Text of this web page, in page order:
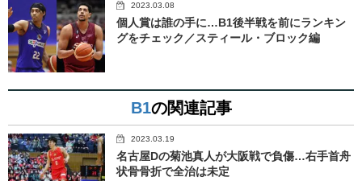
2023.03.08
個人賞は誰の手に…B1後半戦を前にランキン
グをチェック／スティール・ブロック編
B1の関連記事
2023.03.19
名古屋Dの菊池真人が大阪戦で負傷…右手首舟
状骨骨折で全治は未定